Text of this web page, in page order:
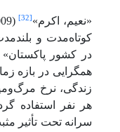
«نعیم، اکرم» [32]
کوتاه‌مدت و
در کشور پاکستان»
زندگی، نرخ
هر نفر استفاده
سرانه تحت تأثیر